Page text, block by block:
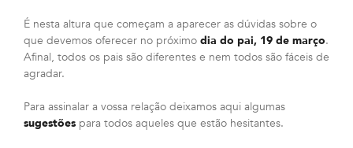
É nesta altura que começam a aparecer as dúvidas sobre o
que devemos oferecer no próximo dia do pai, 19 de março.
Afinal, todos os pais são diferentes e nem todos são fáceis de
agradar.
Para assinalar a vossa relação deixamos aqui algumas
sugestões para todos aqueles que estão hesitantes.